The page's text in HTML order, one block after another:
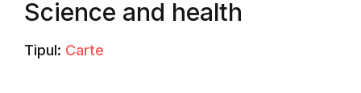
Science and health
Tipul: Carte